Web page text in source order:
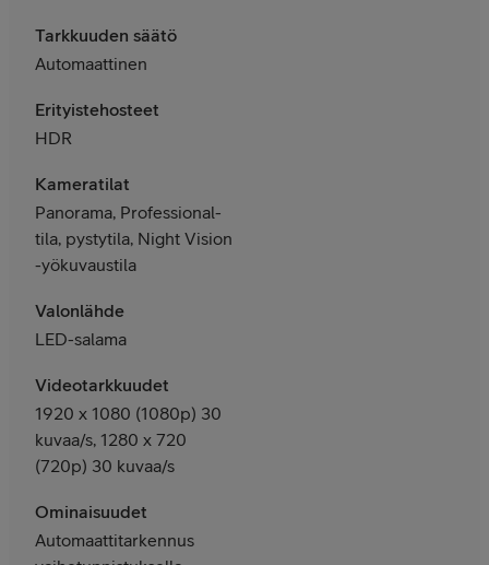
Tarkkuuden säätö
Automaattinen
Erityistehosteet
HDR
Kameratilat
Panorama, Professional-
tila, pystytila, Night Vision
-yökuvaustila
Valonlähde
LED-salama
Videotarkkuudet
1920 x 1080 (1080p) 30
kuvaa/s, 1280 x 720
(720p) 30 kuvaa/s
Ominaisuudet
Automaattitarkennus